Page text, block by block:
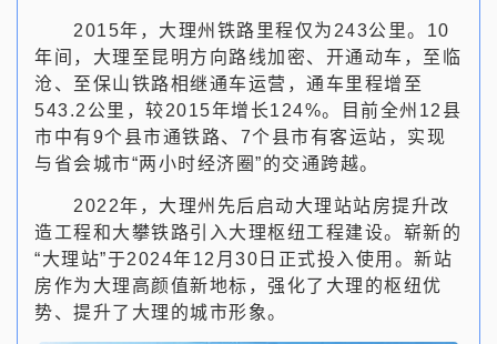
2015年，大理州铁路里程仅为243公里。10
年间，大理至昆明方向路线加密、开通动车，至临
沧、至保山铁路相继通车运营，通车里程增至
543.2公里，较2015年增长124%。目前全州12县
市中有9个县市通铁路、7个县市有客运站，实现
与省会城市“两小时经济圈”的交通跨越。
2022年，大理州先后启动大理站站房提升改
造工程和大攀铁路引入大理枢纽工程建设。崭新的
“大理站”于2024年12月30日正式投入使用。新站
房作为大理高颜值新地标，强化了大理的枢纽优
势、提升了大理的城市形象。